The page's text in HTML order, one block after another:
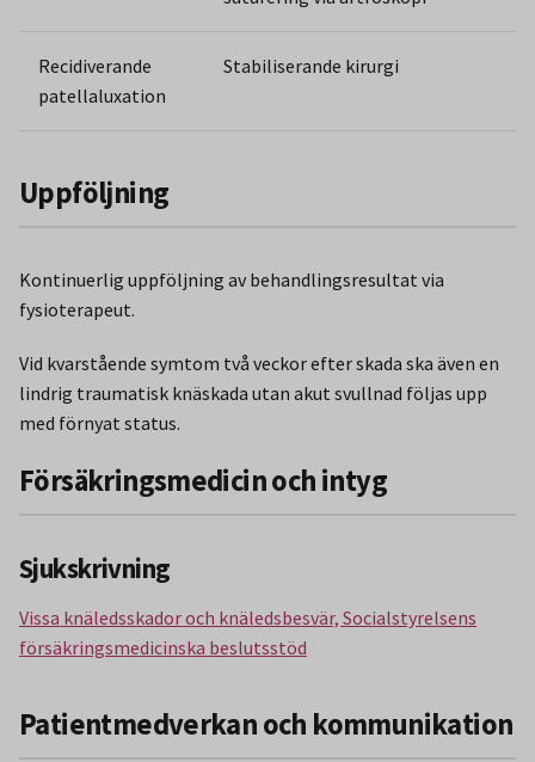
Recidiverande
patellaluxation
Stabiliserande kirurgi
Uppföljning
Kontinuerlig uppföljning av behandlingsresultat via
fysioterapeut.
Vid kvarstående symtom två veckor efter skada ska även en
lindrig traumatisk knäskada utan akut svullnad följas upp
med förnyat status.
Försäkringsmedicin och intyg
Sjukskrivning
Vissa knäledsskador och knäledsbesvär, Socialstyrelsens
försäkringsmedicinska beslutsstöd
Patientmedverkan och kommunikation